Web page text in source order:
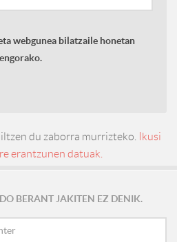
webgunea bilatzaile honetan
du zaborra murrizteko.
Ikusi
erantzunen datuak.
BERANT JAKITEN EZ DENIK.